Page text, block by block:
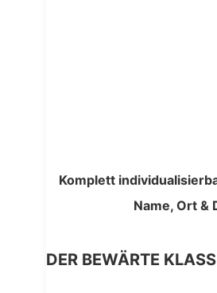
Komplett
Name, Ort &
DER BEWÄRTE